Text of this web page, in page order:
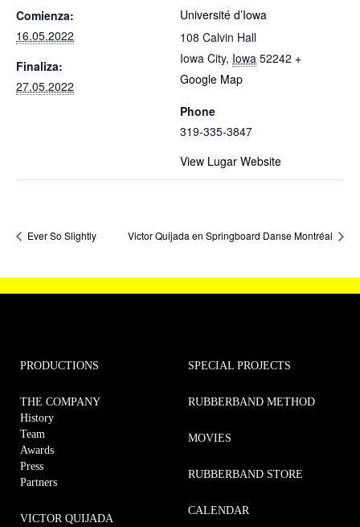
Comienza:
16.05.2022
Finaliza:
27.05.2022
Université d’Iowa
108 Calvin Hall
Iowa City, Iowa 52242 +
Google Map
Phone
319-335-3847
View Lugar Website
Ever So Slightly Victor Quijada en Springboard Danse Montréal
PRODUCTIONS
THE COMPANY
History
Team
Awards
Press
Partners
VICTOR QUIJADA
SPECIAL PROJECTS
RUBBERBAND METHOD
MOVIES
RUBBERBAND STORE
CALENDAR